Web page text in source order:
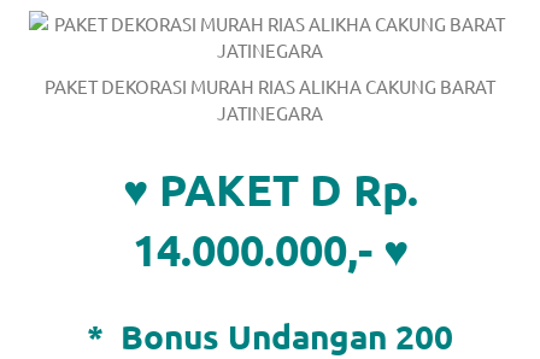
PAKET DEKORASI MURAH RIAS ALIKHA CAKUNG BARAT
JATINEGARA
♥ PAKET D Rp.
14.000.000,- ♥
* Bonus Undangan 200